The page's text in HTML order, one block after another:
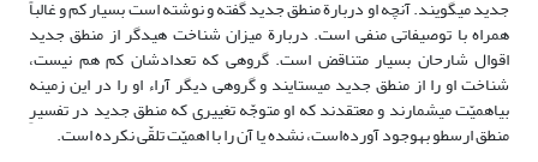
جدید مى‏گویند. آنچه او دربارة منطق جدید گفته و نوشته است بسیار کم و غالباً
همراه با توصیفاتی منفى است. دربارة میزان شناخت هیدگر از منطق جدید
اقوال شارحان بسیار متناقض است. گروهى که تعدادشان کم هم نیست،
شناخت او را از منطق جدید مى‏ستایند و گروهى دیگر آراء او را در این زمینه
بى‏اهمیّت مى‏شمارند و معتقدند که او متوجّه تغییرى که منطق جدید در تفسیرِ
منطق ارسطو به‏وجود آورده‌است، نشده یا آن را با اهمیّت تلقّى نکرده است.